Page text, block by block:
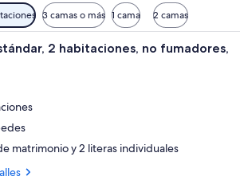
3 camas o más 1 cama 2 camas
Cabaña estándar, 2
2 habitaciones, no fumadores,
matrimonio y 2 literas individuales